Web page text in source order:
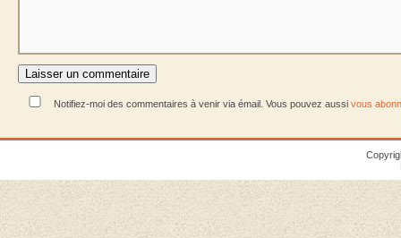
Notifiez-moi des commentaires à venir via émail. Vous pouvez aussi vous